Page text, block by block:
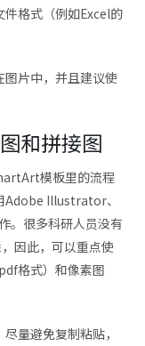
格式（例如Excel的
片中，并且建议使
和拼接图
模板里的流程
Adobe Illustrator、
很多科研人员没有
因此，可以重点使
格式）和像素图
量避免复制粘贴，